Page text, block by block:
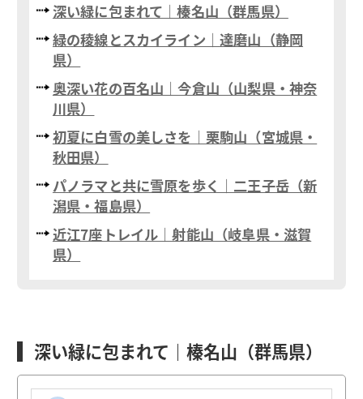
深い緑に包まれて｜榛名山（群馬県）
緑の稜線とスカイライン｜達磨山（静岡
県）
奥深い花の百名山｜今倉山（山梨県・神奈
川県）
初夏に白雪の美しさを｜栗駒山（宮城県・
秋田県）
パノラマと共に雪原を歩く｜二王子岳（新
潟県・福島県）
近江7座トレイル｜射能山（岐阜県・滋賀
県）
深い緑に包まれて｜榛名山（群馬県）